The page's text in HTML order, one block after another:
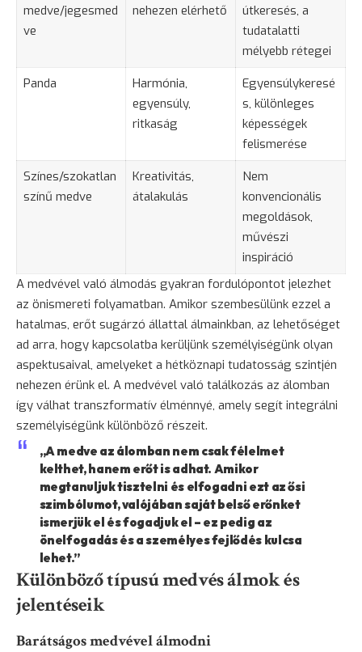
medve/jegesmed
ve
nehezen elérhető
útkeresés, a
tudatalatti
mélyebb rétegei
Panda
Harmónia,
egyensúly,
ritkaság
Egyensúlykeresé
s, különleges
képességek
felismerése
Színes/szokatlan
színű medve
Kreativitás,
átalakulás
Nem
konvencionális
megoldások,
művészi
inspiráció
A medvével való álmodás gyakran fordulópontot jelezhet
az önismereti folyamatban. Amikor szembesülünk ezzel a
hatalmas, erőt sugárzó állattal álmainkban, az lehetőséget
ad arra, hogy kapcsolatba kerüljünk személyiségünk olyan
aspektusaival, amelyeket a hétköznapi tudatosság szintjén
nehezen érünk el. A medvével való találkozás az álomban
így válhat transzformatív élménnyé, amely segít integrálni
személyiségünk különböző részeit.
„A medve az álomban nem csak félelmet
kelthet, hanem erőt is adhat. Amikor
megtanuljuk tisztelni és elfogadni ezt az ősi
szimbólumot, valójában saját belső erőnket
ismerjük el és fogadjuk el – ez pedig az
önelfogadás és a személyes fejlődés kulcsa
lehet.”
Különböző típusú medvés álmok és
jelentéseik
Barátságos medvével álmodni